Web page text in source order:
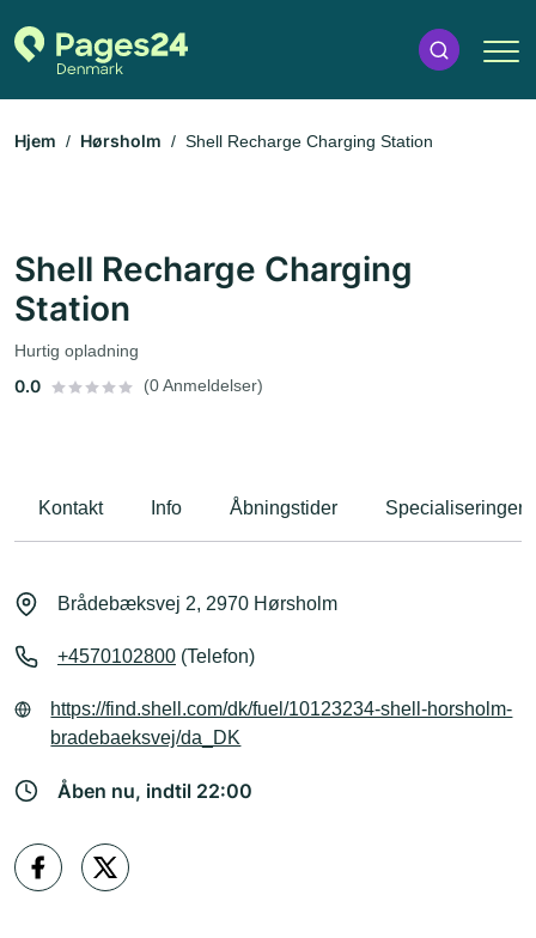
Hjem Hørsholm Shell Recharge Charging Station
Shell Recharge Charging
Station
Hurtig opladning
0.0 (0 Anmeldelser)
Kontakt Info Åbningstider Specialiseringer
Brådebæksvej 2, 2970 Hørsholm
+4570102800 (Telefon)
https://find.shell.com/dk/fuel/10123234-shell-horsholm-
bradebaeksvej/da_DK
Åben nu, indtil 22:00